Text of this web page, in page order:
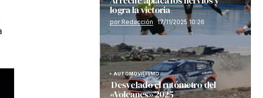
logra la victoria
por Redacción 17/11/2025 10:26
AUTOMOVILISMO
Desvelado el rutómetro del
«Volcanes» 2025